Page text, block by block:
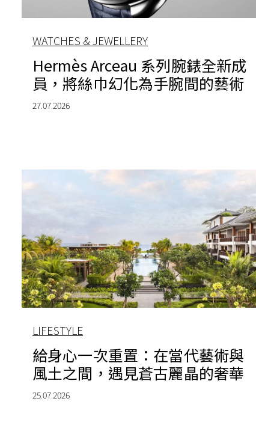
WATCHES & JEWELLERY
Hermès Arceau 系列腕錶全新成
員，將絲巾幻化為手腕間的藝術
27.07.2026
LIFESTYLE
給身心一次重置：在當代藝術與
風土之間，遇見蒼古麗晶的奢華
25.07.2026